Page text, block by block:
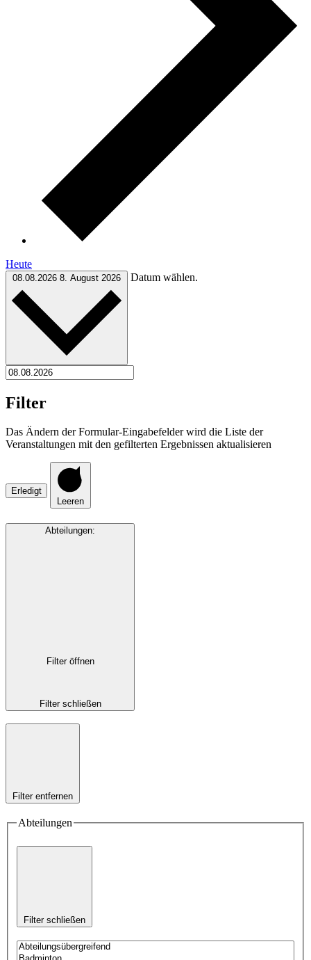
Heute
08.08.2026 8. August 2026 Datum wählen.
Filter
Das Ändern der Formular-Eingabefelder wird die Liste der
Veranstaltungen mit den gefilterten Ergebnissen aktualisieren
Erledigt
Leeren
Abteilungen:
Filter öffnen
Filter schließen
Filter entfernen
Abteilungen
Filter schließen